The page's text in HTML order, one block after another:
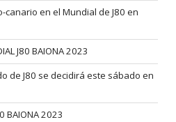
en el Mundial de J80 en
J80 BAIONA 2023
de J80 se decidirá este sábado en
BAIONA 2023